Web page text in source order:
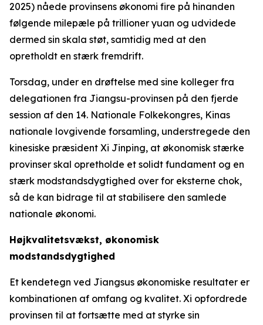
2025) nåede provinsens økonomi fire på hinanden
følgende milepæle på trillioner yuan og udvidede
dermed sin skala støt, samtidig med at den
opretholdt en stærk fremdrift.
Torsdag, under en drøftelse med sine kolleger fra
delegationen fra Jiangsu-provinsen på den fjerde
session af den 14. Nationale Folkekongres, Kinas
nationale lovgivende forsamling, understregede den
kinesiske præsident Xi Jinping, at økonomisk stærke
provinser skal opretholde et solidt fundament og en
stærk modstandsdygtighed over for eksterne chok,
så de kan bidrage til at stabilisere den samlede
nationale økonomi.
Højkvalitetsvækst, økonomisk
modstandsdygtighed
Et kendetegn ved Jiangsus økonomiske resultater er
kombinationen af omfang og kvalitet. Xi opfordrede
provinsen til at fortsætte med at styrke sin